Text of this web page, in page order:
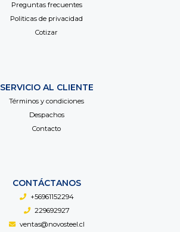
Preguntas frecuentes
Politicas de privacidad
Cotizar
SERVICIO AL CLIENTE
Términos y condiciones
Despachos
Contacto
CONTÁCTANOS
+56961152294
229692927
ventas@novosteel.cl